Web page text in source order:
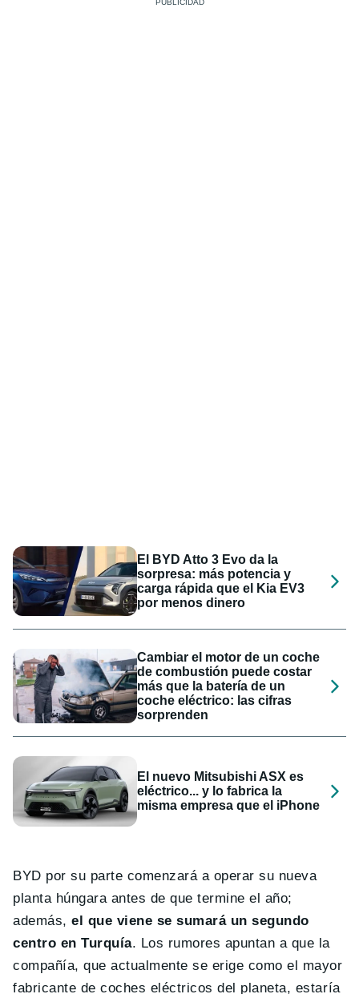
El BYD Atto 3 Evo da la
sorpresa: más potencia y
carga rápida que el Kia EV3
por menos dinero
Cambiar el motor de un coche
de combustión puede costar
más que la batería de un
coche eléctrico: las cifras
sorprenden
El nuevo Mitsubishi ASX es
eléctrico... y lo fabrica la
misma empresa que el iPhone
BYD por su parte comenzará a operar su nueva
planta húngara antes de que termine el año;
además, el que viene se sumará un segundo
centro en Turquía. Los rumores apuntan a que la
compañía, que actualmente se erige como el mayor
fabricante de coches eléctricos del planeta, estaría